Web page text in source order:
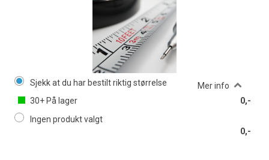
Sjekk at du har bestilt riktig størrelse
Mer info
30+ På lager
0,-
Ingen produkt valgt
0,-